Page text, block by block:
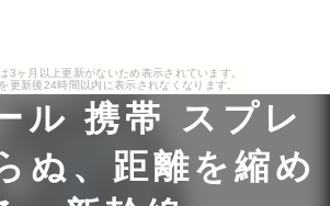
3ヶ月以上更新がないため表示されています。
更新後24時間以内に表示されなくなります。
ル 携帯 スプレ
ぬ、距離を縮め